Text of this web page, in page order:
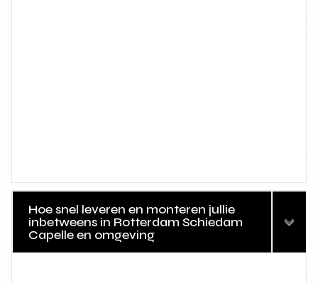
Hoe snel leveren en monteren jullie
inbetweens in Rotterdam Schiedam
Capelle en omgeving